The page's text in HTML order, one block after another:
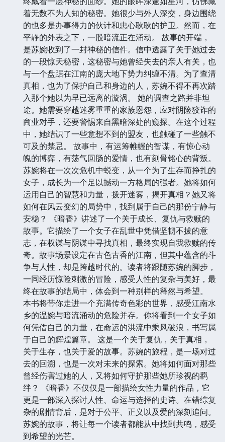
着无数不为人知的秘密。她很少与外人深交，身边围绕
的也多是办事得力的伙计和忠心耿耿的护卫。然而，在
平静的外表之下，一股暗流正在涌动。 故事的开端，
是苏婉收到了一封神秘的信件。信中透露了关于她过去
的一段惊天秘密，这秘密与她曾经失去的亲人有关，也
与一个盘踞在江南的庞大地下势力纠缠不清。为了查清
真相，也为了保护自己和身边的人，苏婉不得不再次踏
入那个她以为早已远离的漩涡。 她的调查之路并非坦
途。她需要穿越迷雾重重的家族恩怨，应对阴险狡诈的
商业对手，还要警惕来自黑暗深处的窥探。在这个过程
中，她结识了一些意想不到的盟友，也触碰了一些触不
可及的禁忌。 故事中，有运筹帷幄的智谋，有惊心动
魄的博弈，有荡气回肠的爱情，也有刻骨铭心的背叛。
苏婉将在一次次危机中蜕变，从一个为了生存而挣扎的
女子，成长为一个足以撼动一方格局的强者。她将如何
运用自己的智慧和力量，拨开迷雾，揭开真相？她又将
如何在风云变幻的局势中，找到属于自己的那份宁静与
安稳？ 《暗香》讲述了一个关于成长、复仇与救赎的
故事。它描绘了一个女子在乱世中凭借坚韧不拔的意
志，在权谋与阴谋中寻找真相，最终实现自我救赎的传
奇。故事场景设定在古色古香的江南，但其中蕴含的斗
争与人性，却是跨越时代的。读者将跟随苏婉的脚步，
一同经历惊险刺激的冒险，感受人性的复杂与美好，最
终在故事的结局中，体会到一种别样的释然与希望。
本书将带你走进一个充满传奇色彩的世界，感受江南水
乡的温婉与暗流涌动的危险并存。你将看到一个女子如
何凭借自己的力量，在命运的洪流中乘风破浪，书写属
于自己的辉煌篇章。 这是一个关于复仇，关于真相，
关于生存，也关于爱的故事。苏婉的旅程，是一场对过
去的回溯，也是一次对未来的探索。她将如何面对那些
曾经伤害过她的人，又将如何守护那些她所珍视的羁
绊？ 《暗香》不仅仅是一部描绘女性力量的作品，它
更是一部深入探讨人性、命运与选择的史诗。在错综复
杂的剧情背后，是对于公平、正义以及爱的深刻追问。
苏婉的故事，将让每一个读者都能从中找到共鸣，感受
到希望的光芒。